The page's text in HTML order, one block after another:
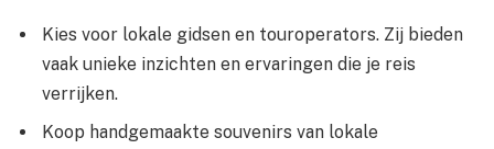
Kies voor lokale gidsen en touroperators. Zij bieden
vaak unieke inzichten en ervaringen die je reis
verrijken.
Koop handgemaakte souvenirs van lokale